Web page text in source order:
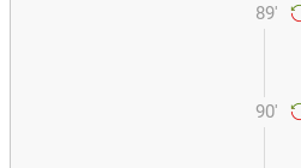
89'
90'